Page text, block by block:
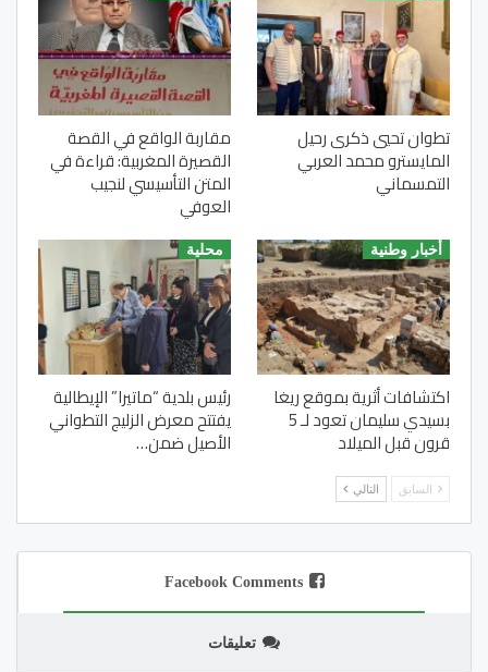
تطوان تحيي ذكرى رحيل
المايسترو محمد العربي
التمسماني
مقاربة الواقع في القصة
القصيرة المغربية: قراءة في
المتن التأسيسي لنجيب
العوفي
أخبار وطنية
اكتشافات أثرية بموقع ريغا
بسيدي سليمان تعود لـ 5
قرون قبل الميلاد
محلية
رئيس بلدية “ماتيرا” الإيطالية
يفتتح معرض الزليج التطواني
الأصيل ضمن…
السابق التالي
Facebook Comments
تعليقات